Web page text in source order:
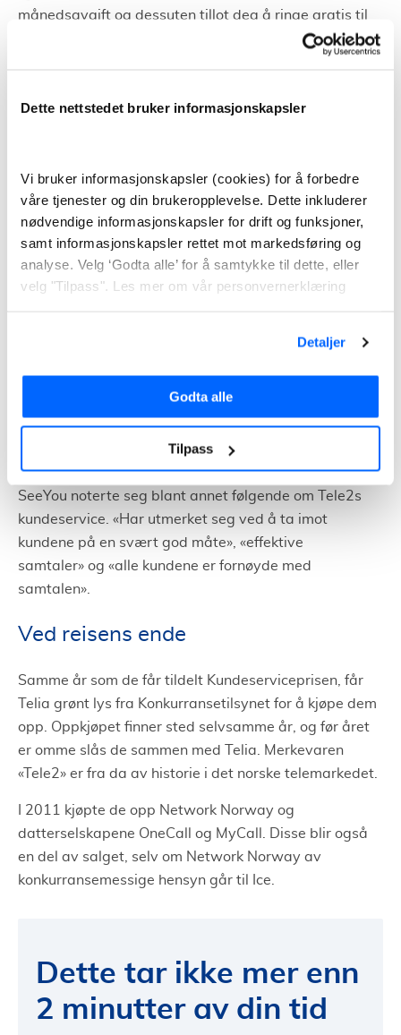
Dette nettstedet bruker informasjonskapsler
Vi bruker informasjonskapsler (cookies) for å forbedre
våre tjenester og din brukeropplevelse. Dette inkluderer
nødvendige informasjonskapsler for drift og funksjoner,
samt informasjonskapsler rettet mot markedsføring og
analyse. Velg ‘Godta alle’ for å samtykke til dette, eller
velg "Tilpass". Les mer om vår personvernerklæring
Detaljer
Godta alle
Tilpass
månedsavgift og dessuten tillot deg å ringe gratis til
Telia for alvor.
I et intervju med nettstedet Tek.no uttalte sjefen i Post-
og teletilsynet at norske mobilkunder kan ha spart
omkring to milliarder kroner på grunn av Tele2s
prispressing.
Analysebyrået SeeYou delte i 2015 ut
SeeYou noterte seg blant annet følgende om Tele2s
kundeservice. «Har utmerket seg ved å ta imot
kundene på en svært god måte» «effektive
samtaler» og «alle kundene er fornøyde med
samtalen»
Ved reisens ende
Samme år som de får tildelt Kundeserviceprisen, får
Telia grønt lys fra Konkurransetilsynet for å kjøpe dem
opp. Oppkjøpet finner sted selvsamme år, og før året
er omme slås de sammen med Telia. Merkevaren
«Tele2» er fra da av historie i det norske telemarkedet.
I 2011 kjøpte de opp Network Norway og
datterselskapene OneCall og MyCall. Disse blir også
en del av salget, selv om Network Norway av
konkurransemessige hensyn går til Ice.
Dette tar ikke mer enn
2 minutter av din tid